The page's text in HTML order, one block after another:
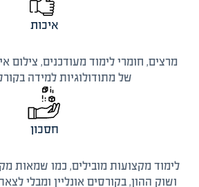
איכות
מרצים, חומרי לימוד מעודכנים, צילום
של מתודולוגיות למידה
חסכון
לימוד מקצועות מובילים, כמו שמאות
ושוק ההון, בקורסים אונליין ומבלי